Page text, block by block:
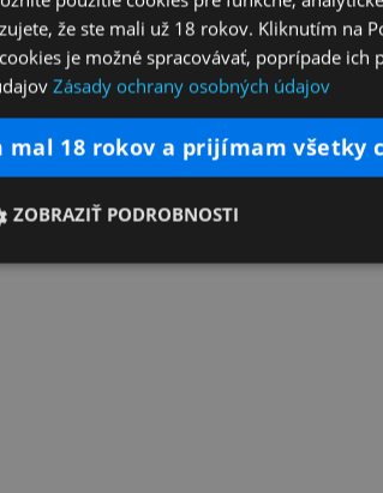
že ste mali už 18 rokov. Kliknutím na
je možné spracovávať, poprípade ich
Zásady ochrany osobných údajov
mal 18 rokov a prijímam všetky
ZOBRAZIŤ PODROBNOSTI